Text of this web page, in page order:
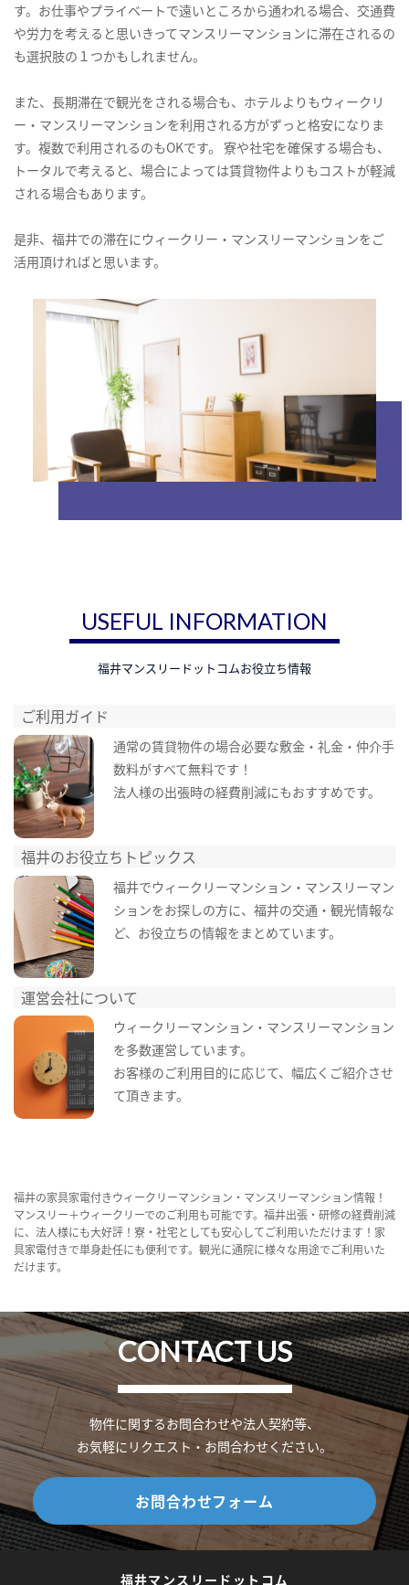
す。お仕事やプライベートで遠いところから通われる場合、交通費
や労力を考えると思いきってマンスリーマンションに滞在されるの
も選択肢の１つかもしれません。
また、長期滞在で観光をされる場合も、ホテルよりもウィークリ
ー・マンスリーマンションを利用される方がずっと格安になりま
す。複数で利用されるのもOKです。 寮や社宅を確保する場合も、
トータルで考えると、場合によっては賃貸物件よりもコストが軽減
される場合もあります。
是非、福井での滞在にウィークリー・マンスリーマンションをご
活用頂ければと思います。
USEFUL INFORMATION
福井マンスリードットコムお役立ち情報
ご利用ガイド
通常の賃貸物件の場合必要な敷金・礼金・仲介手
数料がすべて無料です！
法人様の出張時の経費削減にもおすすめです。
福井のお役立ちトピックス
福井でウィークリーマンション・マンスリーマン
ションをお探しの方に、福井の交通・観光情報な
ど、お役立ちの情報をまとめています。
運営会社について
ウィークリーマンション・マンスリーマンション
を多数運営しています。
お客様のご利用目的に応じて、幅広くご紹介させ
て頂きます。
福井の家具家電付きウィークリーマンション・マンスリーマンション情報！
マンスリー＋ウィークリーでのご利用も可能です。福井出張・研修の経費削減
に、法人様にも大好評！寮・社宅としても安心してご利用いただけます！家
具家電付きで単身赴任にも便利です。観光に通院に様々な用途でご利用いた
だけます。
CONTACT US
物件に関するお問合わせや法人契約等、
お気軽にリクエスト・お問合わせください。
お問合わせフォーム
福井マンスリードットコム